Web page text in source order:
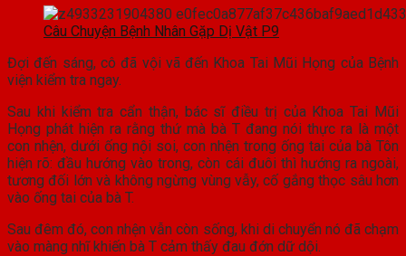
Câu Chuyện Bệnh Nhân Gặp Dị Vật P9
Đợi đến sáng, cô đã vội vã đến Khoa Tai Mũi Họng của Bệnh
viện kiểm tra ngay.
Sau khi kiểm tra cẩn thận, bác sĩ điều trị của Khoa Tai Mũi
Họng phát hiện ra rằng thứ mà bà T đang nói thực ra là một
con nhện, dưới ống nội soi, con nhện trong ống tai của bà Tôn
hiện rõ: đầu hướng vào trong, còn cái đuôi thì hướng ra ngoài,
tương đối lớn và không ngừng vùng vẫy, cố gắng thọc sâu hơn
vào ống tai của bà T.
Sau đêm đó, con nhện vẫn còn sống, khi di chuyển nó đã chạm
vào màng nhĩ khiến bà T cảm thấy đau đớn dữ dội.